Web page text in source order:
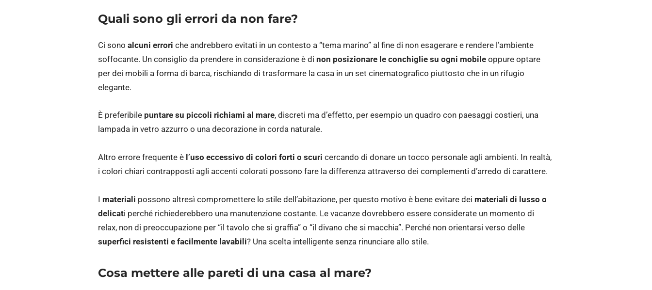
Quali sono gli errori da non fare?
Ci sono alcuni errori che andrebbero evitati in un contesto a “tema marino” al fine di non esagerare e rendere l’ambiente
soffocante. Un consiglio da prendere in considerazione è di non posizionare le conchiglie su ogni mobile oppure optare
per dei mobili a forma di barca, rischiando di trasformare la casa in un set cinematografico piuttosto che in un rifugio
elegante.
È preferibile puntare su piccoli richiami al mare, discreti ma d’effetto, per esempio un quadro con paesaggi costieri, una
lampada in vetro azzurro o una decorazione in corda naturale.
Altro errore frequente è l’uso eccessivo di colori forti o scuri cercando di donare un tocco personale agli ambienti. In realtà,
i colori chiari contrapposti agli accenti colorati possono fare la differenza attraverso dei complementi d’arredo di carattere.
I materiali possono altresì compromettere lo stile dell’abitazione, per questo motivo è bene evitare dei materiali di lusso o
delicati perché richiederebbero una manutenzione costante. Le vacanze dovrebbero essere considerate un momento di
relax, non di preoccupazione per “il tavolo che si graffia” o “il divano che si macchia”. Perché non orientarsi verso delle
superfici resistenti e facilmente lavabili? Una scelta intelligente senza rinunciare allo stile.
Cosa mettere alle pareti di una casa al mare?